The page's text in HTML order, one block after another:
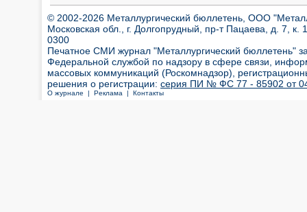
© 2002-2026 Металлургический бюллетень, ООО
Московская обл., г. Долгопрудный, пр-т Пацаева, д. 7,
0300
Печатное СМИ журнал "Металлургический бюллетень"
Федеральной службой по надзору в сфере связи,
массовых коммуникаций (Роскомнадзор),
решения о регистрации: серия ПИ № ФС 77 - 85902 от 04
О журнале | Реклама | Контакты